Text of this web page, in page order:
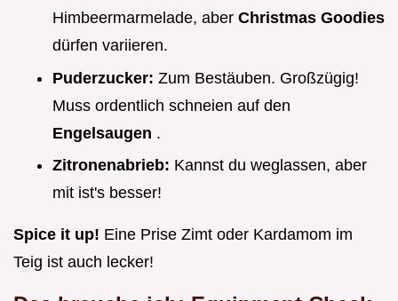
Himbeermarmelade, aber Christmas Goodies
dürfen variieren.
Puderzucker: Zum Bestäuben. Großzügig!
Muss ordentlich schneien auf den
Engelsaugen .
Zitronenabrieb: Kannst du weglassen, aber
mit ist's besser!
Spice it up! Eine Prise Zimt oder Kardamom im
Teig ist auch lecker!